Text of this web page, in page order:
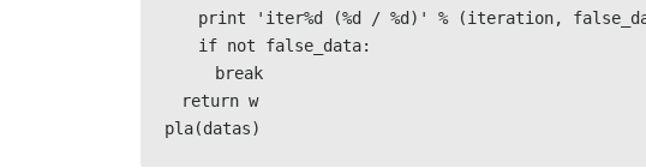
print 'iter%d (%d / %d)' % (iteration,
if not false_data:
break
return w